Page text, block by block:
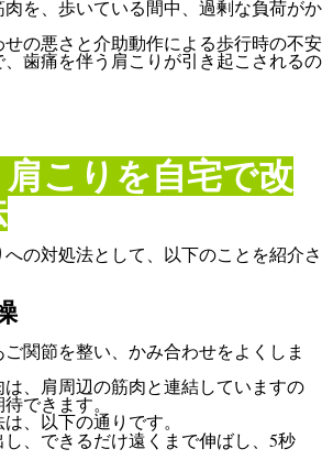
を、歩いている間中、過剰な負荷がか
の悪さと介助動作による歩行時の不安
歯痛を伴う肩こりが引き起こされるの
こりを自宅で改
の対処法として、以下のことを紹介さ
関節を整い、かみ合わせをよくしま
は、肩周辺の筋肉と連結していますの
できます。
、以下の通りです。
、できるだけ遠くまで伸ばし、 5秒